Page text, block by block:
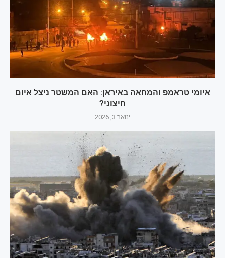
איומי טראמפ והמחאה באיראן: האם המשטר ניצל איום
חיצוני?
ינואר 3, 2026